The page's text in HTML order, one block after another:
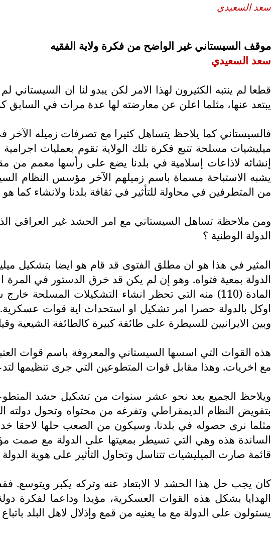
سعد السعيدي
موقف السيستاني غير الواضح من فكرة ولاية الفقيه
سعد السعيدي
قطعا لم ينتبه الكثيرون لهذا الامر لكن يبدو لنا ان
يبتعد عنها، مثلما اعلن عن معارضته لها عدة مرات في السابق
فالسيستاني كما يلاحظ يتساهل كثيرا مع تصرفات زميله
ميليشيات مسلحة تتبع فكرة تلك الولاية تقوم بعمليات
إنشائه لاذاعات إسلامية في بلدنا يضع على رأسها معمم من
يشبه الاستباحة مسماة باسم زميلهم الآخر مؤسس النظام
من المتطرفين في محاولة للتأثير في ثقافة بلدنا ولانشاء كما
ومن ملاحظة تساهل السيستاني مع امر الحشد غير العراقي
الدولة الوطنية ؟
المثير في هذا هو ان مطلق الفتوى قد قام هو ايضا
الدولة بمعية فتواه. وهو إن لم يكن قد خرق الدستور في
المادة (110) منه التي تحظر انشاء التشكيلات
اوكل بالدولة حصرا امر تشكيل او استحداث اية قوات
وبين الايرانيين للسيطرة على طائفة كبيرة كالطائفة الشيعية
هذه القوات التي اسسها السيستاني والمعروفة باسم قوات
مع اخريات. وهذا مقابل قوات المتطوعين التي جرى تنظيمها
ويلاحظ الجميع بعد نحو عشر سنوات من تشكيل حشد
بتقويض النظام الديمقراطي وتفرغه من محتواه وتحول دولته
مثلما نرى حصوله في بلدنا. وسيكون من الصعب حلها لاحقا
الساندة هذه وهي التي تسيطر بمعيتها على الدولة مع صمت
قائمة صارت الميليشيات تتناسل وتحاول التأثير على هوية
كان يجب حل هذا الحشد لا الابتعاد عنه وتركه يكبر ويتوسع.
الهدايا بشكل هذه القوات العسكرية، مؤيدا وداعما لفكرة
يستولون على الدولة مع ما يعنيه من قمع وإذلال لاهل البلد